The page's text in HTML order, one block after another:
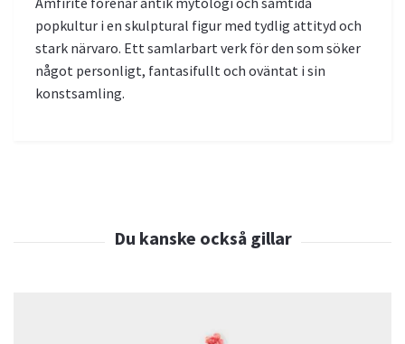
popkultur i en skulptural figur med tydlig attityd och
stark närvaro. Ett samlarbart verk för den som söker
något personligt, fantasifullt och oväntat i sin
konstsamling.